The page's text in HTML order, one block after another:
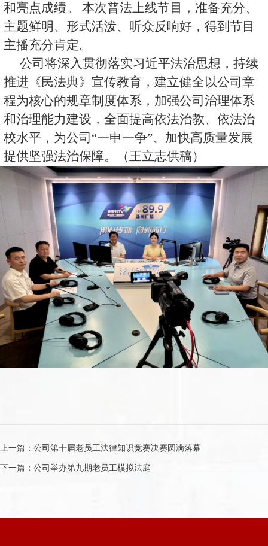
和亮点成绩。 本次普法上线节目，准备充分、
主题鲜明、形式活泼、听众反响好，得到节目
主播充分肯定。
公司将深入贯彻落实习近平法治思想，持续
推进《民法典》宣传教育，建立健全以公司章
程为核心的规章制度体系，加强公司治理体系
和治理能力建设，全面提高依法治教、依法治
校水平，为公司“一申一争”、加快高质量发展
提供坚强法治保障。（王立志供稿）
上一篇： 公司第十届老员工法律知识竞赛决赛圆满落幕
下一篇： 公司举办第九期老员工模拟法庭